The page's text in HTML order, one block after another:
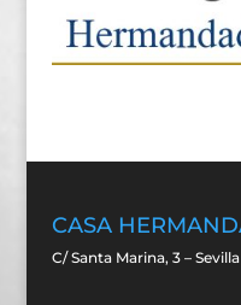
CASA
C/ Santa Marina, 3 – Sevilla